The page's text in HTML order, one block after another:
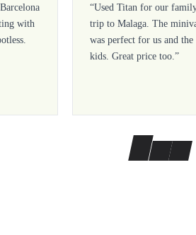
with
“Used Titan for our
trip to Malaga. The
was perfect for us and the
kids. Great price too.”